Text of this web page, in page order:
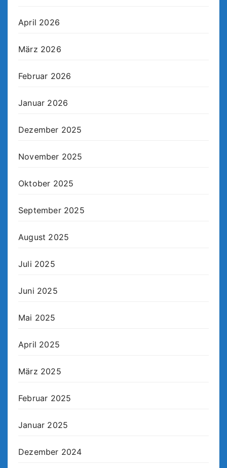
April 2026
März 2026
Februar 2026
Januar 2026
Dezember 2025
November 2025
Oktober 2025
September 2025
August 2025
Juli 2025
Juni 2025
Mai 2025
April 2025
März 2025
Februar 2025
Januar 2025
Dezember 2024